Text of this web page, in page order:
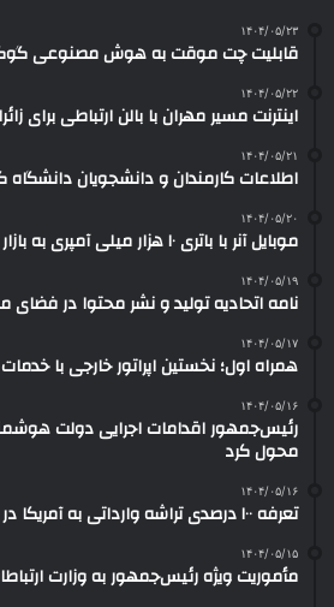
۱۴۰۴/۰۵/۲۳
قابلیت چت موقت به هوش مصنوعی
۱۴۰۴/۰۵/۲۲
اینترنت مسیر مهران با بالن ارتباطی برای
۱۴۰۴/۰۵/۲۱
اطلاعات کارمندان و دانشجویان
۱۴۰۴/۰۵/۲۰
موبایل آنر با باتری ۱۰ هزار میلی آمپری به بازار می آید
۱۴۰۴/۰۵/۱۹
نامه اتحادیه تولید و نشر محتوا در
۱۴۰۴/۰۵/۱۷
همراه اول؛ نخستین اپراتور خارجی با
۱۴۰۴/۰۵/۱۶
رئیس‌جمهور اقدامات اجرایی دولت
محول کرد
۱۴۰۴/۰۵/۱۶
تعرفه ۱۰۰ درصدی تراشه وارداتی به آمریکا در راه است
۱۴۰۴/۰۵/۱۵
مأموریت ویژه رئیس‌جمهور به وزارت